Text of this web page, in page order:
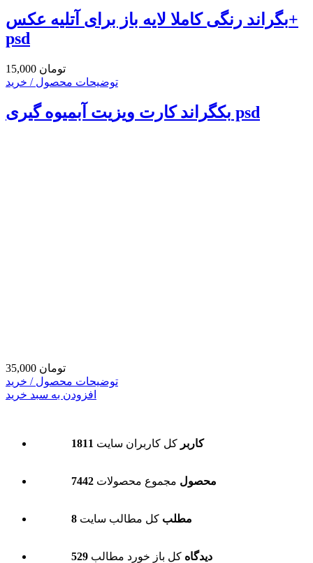
بگراند رنگی کاملا لایه باز برای آتلیه عکس+
psd
15,000 تومان
توضیحات محصول / خرید
بکگراند کارت ویزیت آبمیوه گیری psd
35,000 تومان
توضیحات محصول / خرید
افزودن به سبد خرید
1811 کاربر کل کاربران سایت
7442 محصول مجموع محصولات
8 مطلب کل مطالب سایت
529 دیدگاه کل باز خورد مطالب